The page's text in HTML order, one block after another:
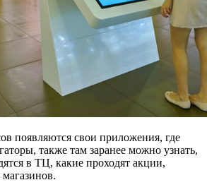
появляются свои приложения, где
также там заранее можно узнать,
в ТЦ, какие проходят акции,